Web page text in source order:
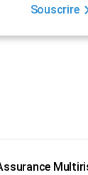
Souscrire